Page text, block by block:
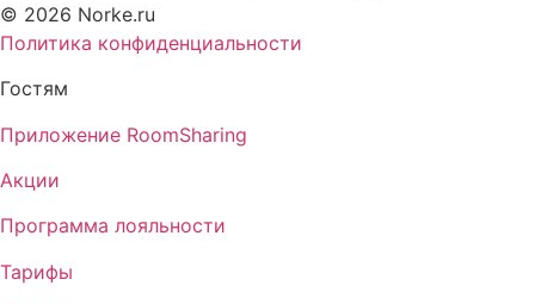
© 2026 Norke.ru
Политика конфиденциальности
Гостям
Приложение RoomSharing
Акции
Программа лояльности
Тарифы